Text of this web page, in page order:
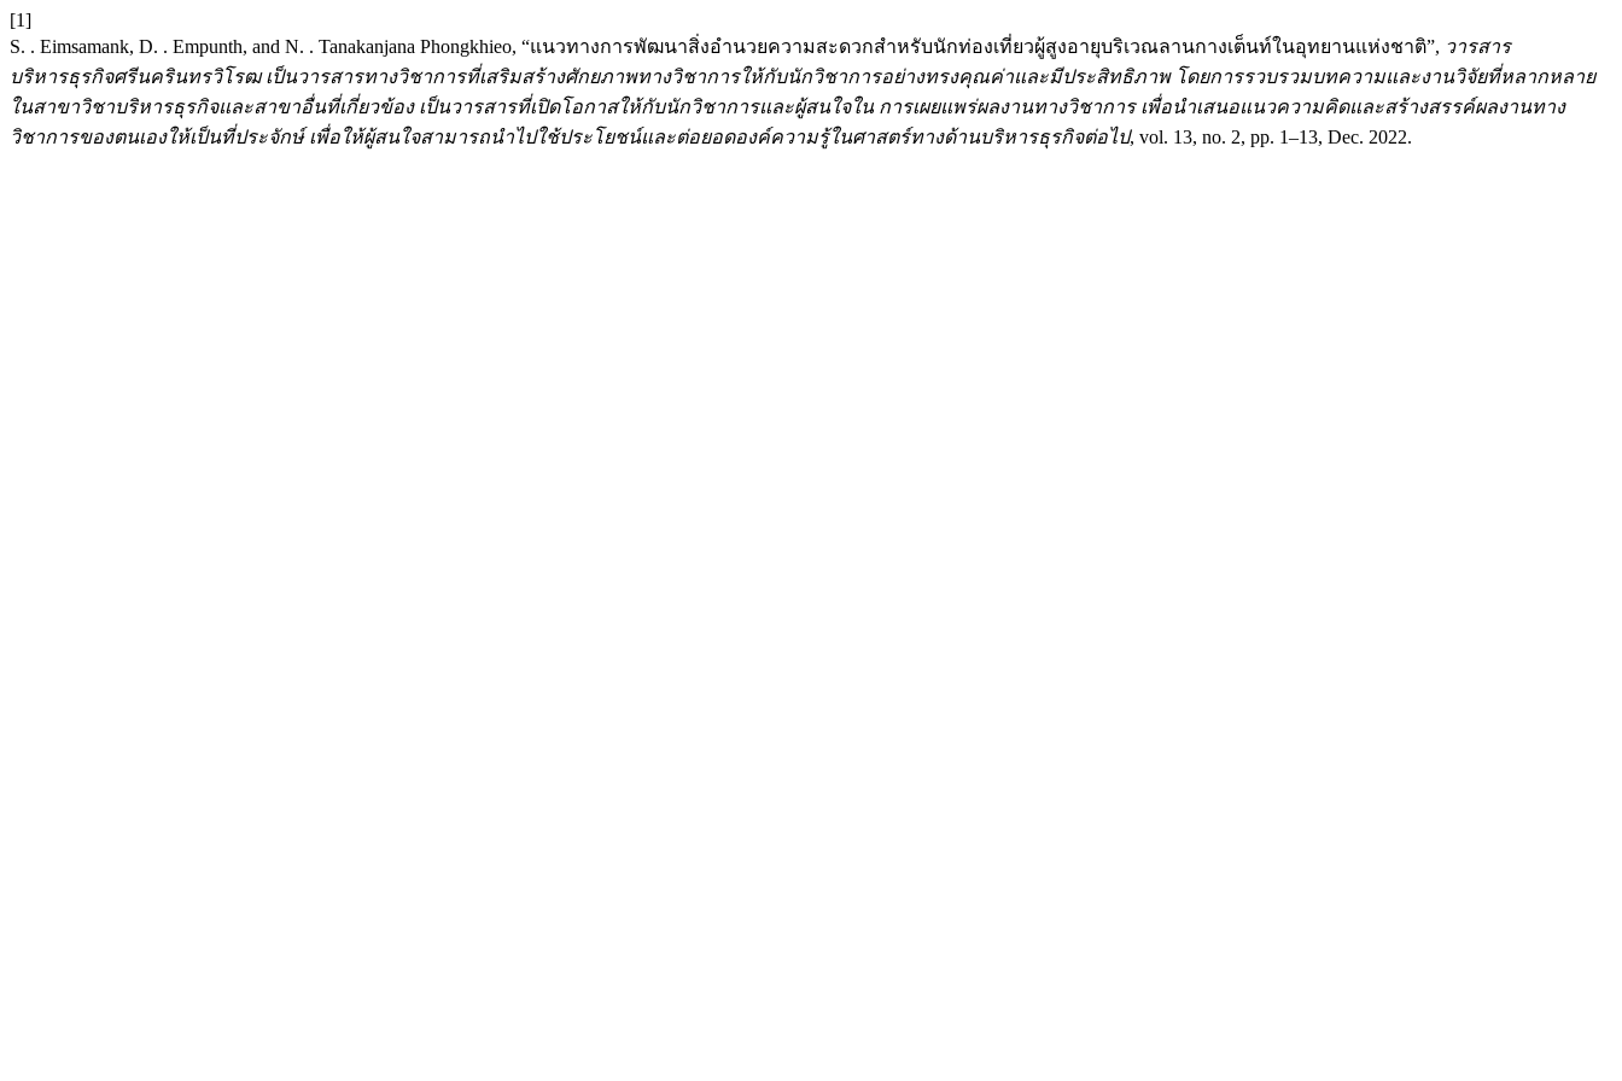
[1]
S. . Eimsamank, D. . Empunth, and N. . Tanakanjana Phongkhieo, “แนวทางการพัฒนาสิ่งอำนวยความสะดวกสำหรับนักท่องเที่ยวผู้สูงอายุบริเวณลานกางเต็นท์ในอุทยานแห่งชาติ”, วารสาร
บริหารธุรกิจศรีนครินทรวิโรฒ เป็นวารสารทางวิชาการที่เสริมสร้างศักยภาพทางวิชาการให้กับนักวิชาการอย่างทรงคุณค่าและมีประสิทธิภาพ โดยการรวบรวมบทความและงานวิจัยที่หลากหลาย
ในสาขาวิชาบริหารธุรกิจและสาขาอื่นที่เกี่ยวข้อง เป็นวารสารที่เปิดโอกาสให้กับนักวิชาการและผู้สนใจใน การเผยแพร่ผลงานทางวิชาการ เพื่อนำเสนอแนวความคิดและสร้างสรรค์ผลงานทาง
วิชาการของตนเองให้เป็นที่ประจักษ์ เพื่อให้ผู้สนใจสามารถนำไปใช้ประโยชน์และต่อยอดองค์ความรู้ในศาสตร์ทางด้านบริหารธุรกิจต่อไป, vol. 13, no. 2, pp. 1–13, Dec. 2022.